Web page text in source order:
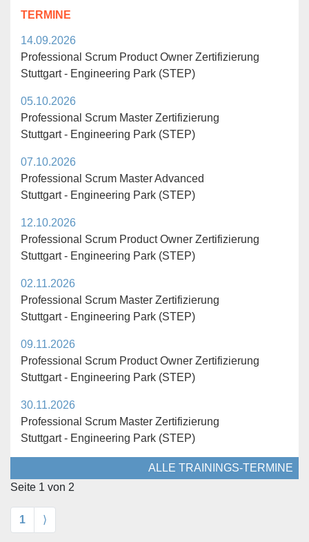
TERMINE
14.09.2026
Professional Scrum Product Owner Zertifizierung
Stuttgart - Engineering Park (STEP)
05.10.2026
Professional Scrum Master Zertifizierung
Stuttgart - Engineering Park (STEP)
07.10.2026
Professional Scrum Master Advanced
Stuttgart - Engineering Park (STEP)
12.10.2026
Professional Scrum Product Owner Zertifizierung
Stuttgart - Engineering Park (STEP)
02.11.2026
Professional Scrum Master Zertifizierung
Stuttgart - Engineering Park (STEP)
09.11.2026
Professional Scrum Product Owner Zertifizierung
Stuttgart - Engineering Park (STEP)
30.11.2026
Professional Scrum Master Zertifizierung
Stuttgart - Engineering Park (STEP)
ALLE TRAININGS-TERMINE
Seite 1 von 2
1 ⟩